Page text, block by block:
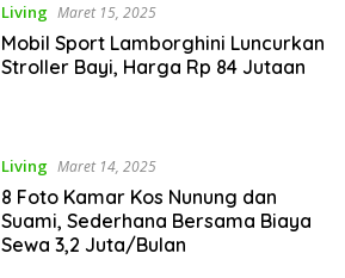
Living Maret 15, 2025
Mobil Sport Lamborghini Luncurkan
Stroller Bayi, Harga Rp 84 Jutaan
Living Maret 14, 2025
8 Foto Kamar Kos Nunung dan
Suami, Sederhana Bersama Biaya
Sewa 3,2 Juta/Bulan